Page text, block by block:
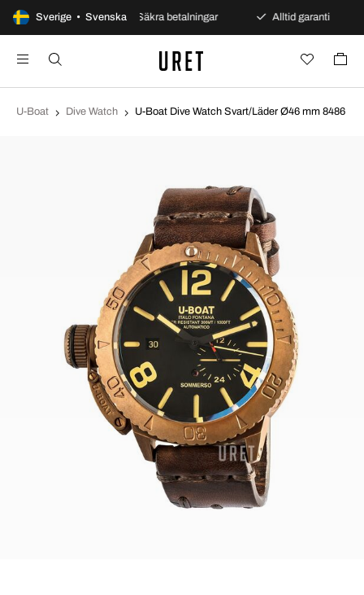
Sverige • Svenska
öppet köp Säkra betalningar Alltid garanti
U-Boat Dive Watch U-Boat Dive Watch Svart/Läder Ø46 mm 8486